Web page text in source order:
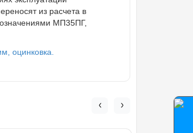
из расчета в
МП35ПГ,
оцинковка.